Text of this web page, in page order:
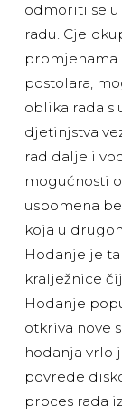
odmoriti se u
radu.
promjenama
postolara,
oblika rada s
djetinjstva
rad dalje i
mogućnosti
uspomena
koja u
Hodanje je
kralježnice
Hodanje
otkriva nove
hodanja vrlo
povrede
proces rada